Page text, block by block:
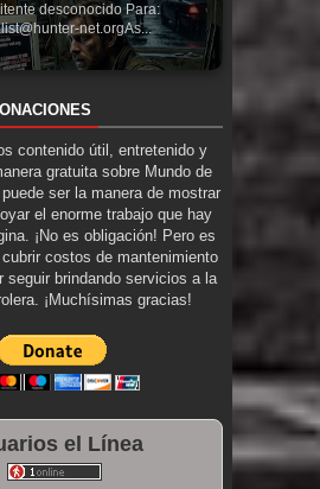
desconocido Para:
net.orgAs...
contenido útil, entretenido y
gratuita sobre Mundo de
ser la manera de mostrar
el enorme trabajo que hay
¡No es obligación! Pero es
costos de mantenimiento
seguir brindando servicios a la
¡Muchísimas gracias!
el Línea